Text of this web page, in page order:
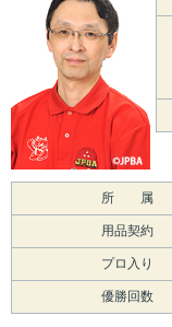
所 属
用品契約
プロ入り
優勝回数